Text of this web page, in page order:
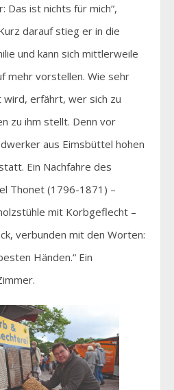
Das ist nichts für mich“,
darauf stieg er in die
und kann sich mittlerweile
mehr vorstellen. Wie sehr
erfährt, wer sich zu
zu ihm stellt. Denn vor
aus Eimsbüttel hohen
Ein Nachfahre des
Thonet (1796-1871) –
mit Korbgeflecht –
verbunden mit den Worten:
Händen.“ Ein